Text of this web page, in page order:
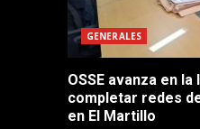
GENERALES
OSSE avanza en
completar redes
en El Martillo